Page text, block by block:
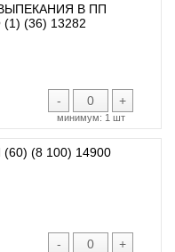
В ПП
(36) 13282
- +
минимум: 1 шт
(8 100) 14900
- +